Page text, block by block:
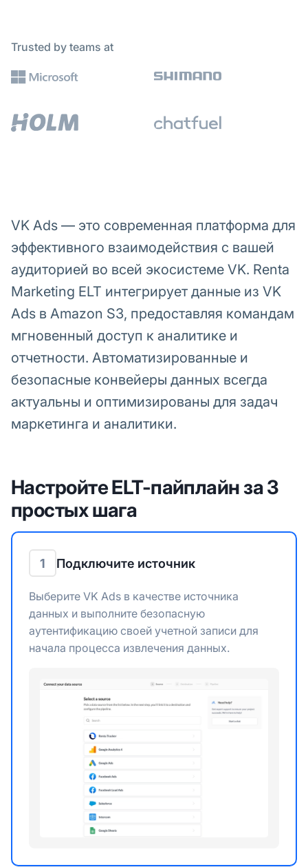
Trusted by teams at
VK Ads — это современная платформа для
эффективного взаимодействия с вашей
аудиторией во всей экосистеме VK. Renta
Marketing ELT интегрирует данные из VK
Ads в Amazon S3, предоставляя командам
мгновенный доступ к аналитике и
отчетности. Автоматизированные и
безопасные конвейеры данных всегда
актуальны и оптимизированы для задач
маркетинга и аналитики.
Настройте ELT-пайплайн за 3
простых шага
1 Подключите источник
Выберите VK Ads в качестве источника
данных и выполните безопасную
аутентификацию своей учетной записи для
начала процесса извлечения данных.